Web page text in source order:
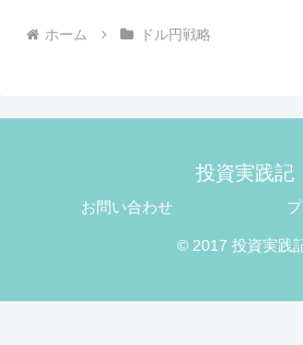
ホーム ドル円戦略
投資実践記
お問い合わせ
© 2017 投資実践